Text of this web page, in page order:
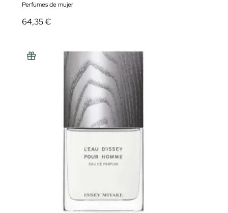
Perfumes de mujer
64,35 €